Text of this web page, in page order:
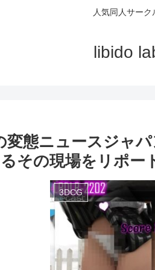
人気同人サー
libido
変態ニュースジャ
その現場をリポ
3DCG